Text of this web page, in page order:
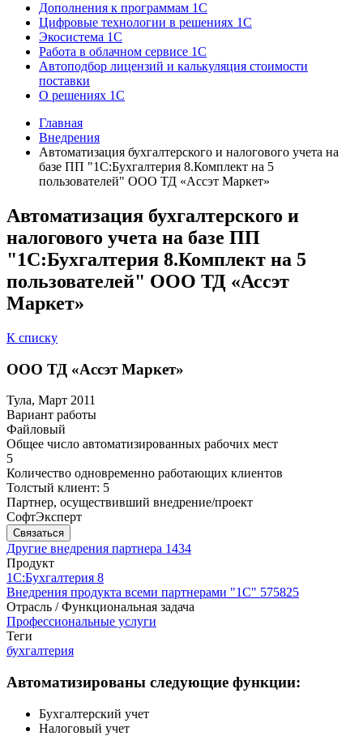
Дополнения к программам 1С
Цифровые технологии в решениях 1С
Экосистема 1С
Работа в облачном сервисе 1С
Автоподбор лицензий и калькуляция стоимости
поставки
О решениях 1С
Главная
Внедрения
Автоматизация бухгалтерского и налогового учета на
базе ПП "1С:Бухгалтерия 8.Комплект на 5
пользователей" ООО ТД «Ассэт Маркет»
Автоматизация бухгалтерского и
налогового учета на базе ПП
"1С:Бухгалтерия 8.Комплект на 5
пользователей" ООО ТД «Ассэт
Маркет»
К списку
ООО ТД «Ассэт Маркет»
Тула, Март 2011
Вариант работы
Файловый
Общее число автоматизированных рабочих мест
5
Количество одновременно работающих клиентов
Толстый клиент: 5
Партнер, осуществивший внедрение/проект
СофтЭксперт
Связаться
Другие внедрения партнера 1434
Продукт
1С:Бухгалтерия 8
Внедрения продукта всеми партнерами "1С" 575825
Отрасль / Функциональная задача
Профессиональные услуги
Теги
бухгалтерия
Автоматизированы следующие функции:
Бухгалтерский учет
Налоговый учет